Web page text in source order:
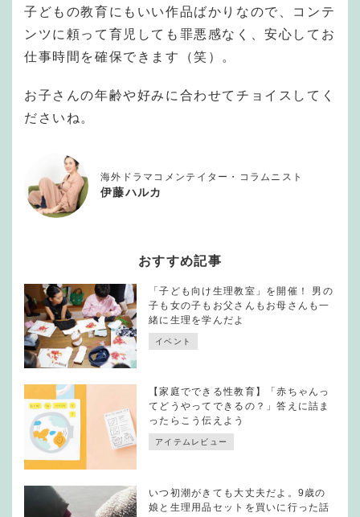
子どもの教育にもいい作品ばかりなので、コンテ
ンツに頼って育児しても罪悪感なく、安心してお
仕事時間を確保できます（笑）。
お子さんの年齢や好みに合わせてチョイスしてく
ださいね。
海外ドラマコメンテイター・コラムニスト
伊藤ハルカ
おすすめ記事
「子ども向け生理教室」を開催！ 男の
子も女の子もお父さんもお母さんも一
緒に生理を学んだよ
イベント
【家庭でできる性教育】「赤ちゃんっ
てどうやってできるの？」答えに詰ま
ったらこう伝えよう
アイテムレビュー
いつ初潮がきても大丈夫だよ。9歳の
娘と生理用品セットを買いに行った話